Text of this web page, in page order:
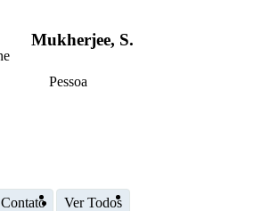
Mukherjee, S.
Pessoa
Contato Ver Todos